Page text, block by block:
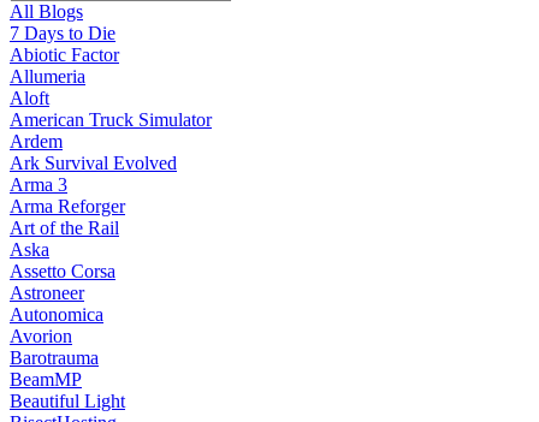
All Blogs
7 Days to Die
Abiotic Factor
Allumeria
Aloft
American Truck Simulator
Ardem
Ark Survival Evolved
Arma 3
Arma Reforger
Art of the Rail
Aska
Assetto Corsa
Astroneer
Autonomica
Avorion
Barotrauma
BeamMP
Beautiful Light